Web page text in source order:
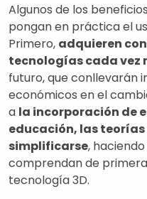
Algunos de los
pongan en práctica el
Primero, adquieren
tecnologías cada vez
futuro, que conllevarán
económicos en el
a la incorporación de
educación, las
simplificarse,
comprendan de
tecnología 3D.